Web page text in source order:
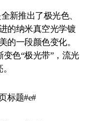
新推出了极光色、
的纳米真空光学镀
的一段颜色变化。
色“极光带”，流光
标题#e#